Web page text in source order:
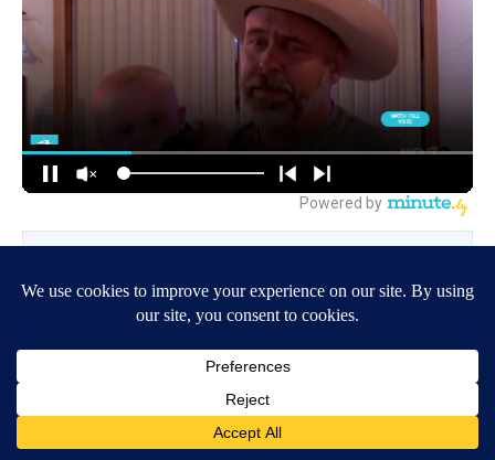
KQ2 is committed to providing a forum for civil and
constructive conversation.
Please keep your comments respectful and relevant. You
can review our Community Guidelines by
If you would like to share a story idea, please submit it